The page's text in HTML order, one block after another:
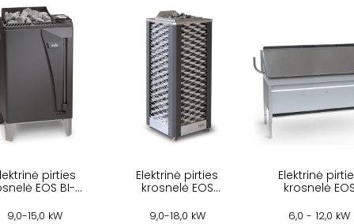
pirties
EOS BI-O
9,0-15,0 kW
Elektrinė pirties
krosnelė EOS
9,0-18,0 kW
Elektrinė
krosnelė
6,0 - 12,0 kW